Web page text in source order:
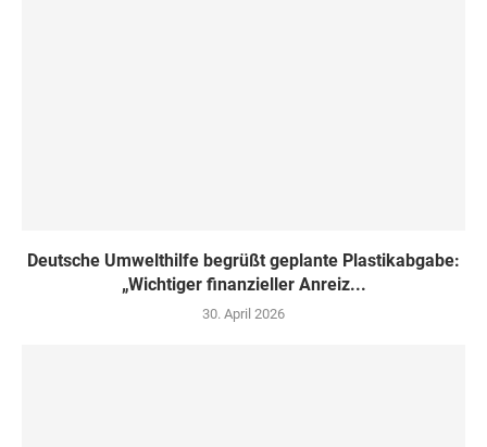
Deutsche Umwelthilfe begrüßt geplante Plastikabgabe:
„Wichtiger finanzieller Anreiz...
30. April 2026